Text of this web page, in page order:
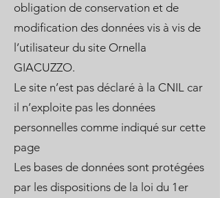
obligation de conservation et de
modification des données vis à vis de
l’utilisateur du site Ornella
GIACUZZO.
Le site n’est pas déclaré à la CNIL car
il n’exploite pas les données
personnelles comme indiqué sur cette
page
Les bases de données sont protégées
par les dispositions de la loi du 1er